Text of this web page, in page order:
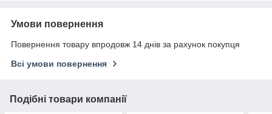
Умови повернення
Повернення товару впродовж 14 днів за рахунок покупця
Всі умови повернення
Подібні товари компанії